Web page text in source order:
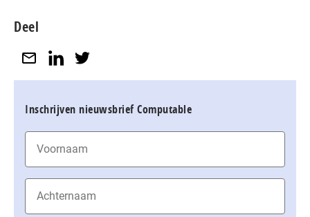
Deel
Inschrijven nieuwsbrief Computable